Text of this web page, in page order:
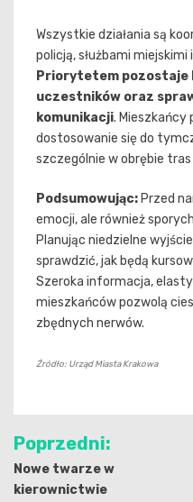
Wszystkie działania są
policją, służbami
Priorytetem pozostaje
uczestników oraz
komunikacji. Mieszkańcy
dostosowanie się do
szczególnie w obrębie
Podsumowując: Przed
emocji, ale również
Planując niedzielne
sprawdzić, jak będą
Szeroka informacja,
mieszkańców pozwolą
zbędnych nerwów.
Źródło: Urząd Miasta Krakowa
Nawigacja
wpisu
Poprzedni:
Nowe twarze w
kierownictwie